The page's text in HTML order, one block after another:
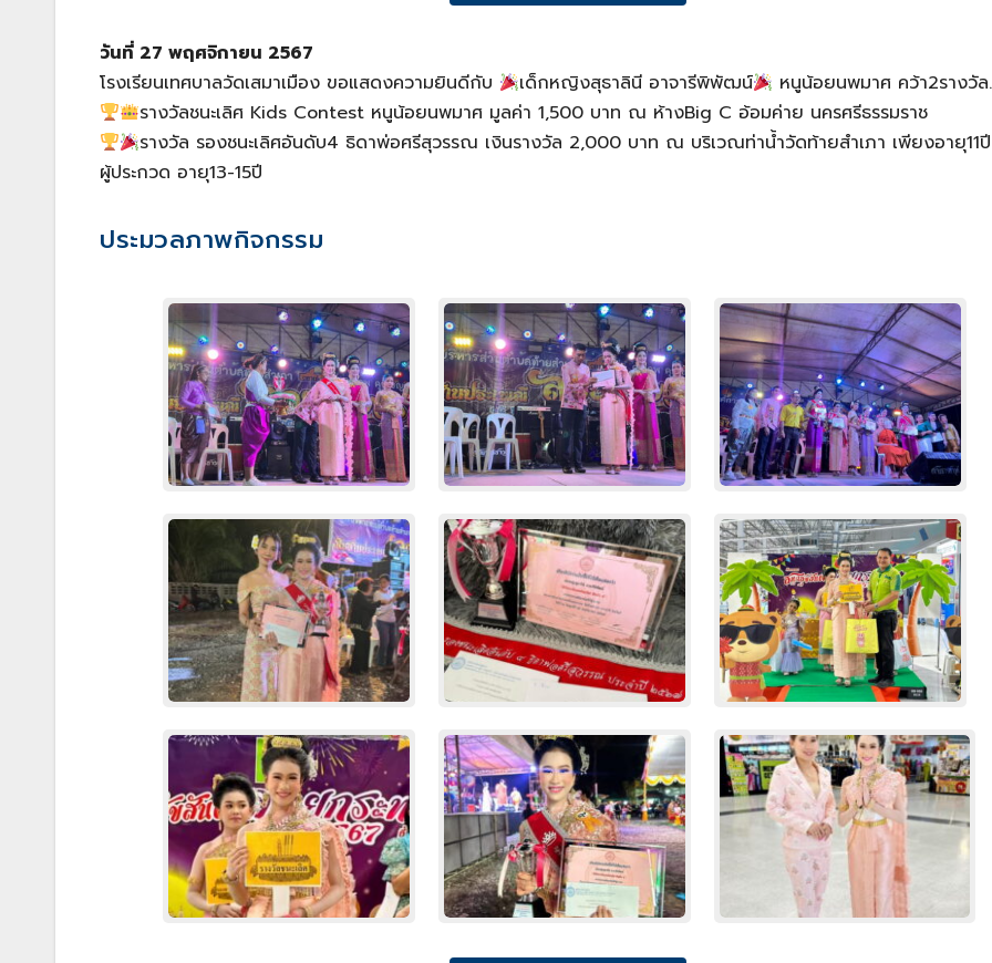
วันที่ 27 พฤศจิกายน 2567
โรงเรียนเทศบาลวัดเสมาเมือง ขอแสดงความยินดีกับ
เด็กหญิงสุธาลินี อาจารีพิพัฒน์
หนูน้อยนพมาศ คว้า2รางวั
รางวัลชนะเลิศ Kids Contest หนูน้อยนพมาศ มูลค่า 1,500 บาท ณ ห้างBig C อ้อมค่าย นครศรีธรรมราช
รางวัล รองชนะเลิศอันดับ4 ธิดาพ่อศรีสุวรรณ เงินรางวัล 2,000 บาท ณ บริเวณท่าน้ำวัดท้ายสำเภา เพียงอายุ11
ผู้ประกวด อายุ13-15ปี
ประมวลภาพกิจกรรม